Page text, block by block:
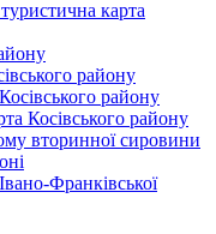
карта
району
району
Косівського району
вторинної сировини
Франківської